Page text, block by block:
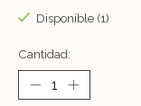
Disponible (1)
Cantidad: